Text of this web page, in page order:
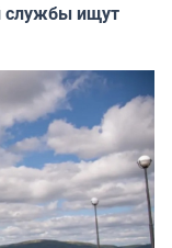
службы ищут